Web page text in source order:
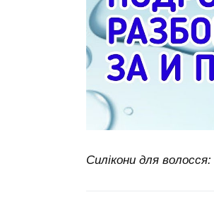
Силікони для